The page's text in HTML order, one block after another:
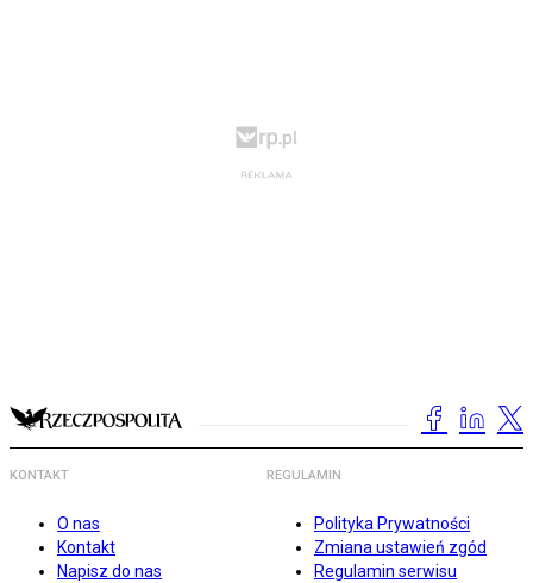
KONTAKT
O nas
Kontakt
Napisz do nas
REGULAMIN
Polityka Prywatności
Zmiana ustawień zgód
Regulamin serwisu